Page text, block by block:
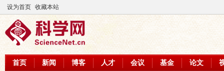
设为首页 收藏本站
首页 新闻 博客 人才 会议 基金 论文